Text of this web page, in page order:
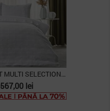
SET LENJERIE DE PAT MULTI SELECTION GLORIA -...
Pret
567,00 lei